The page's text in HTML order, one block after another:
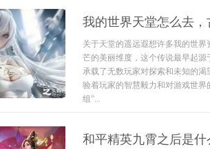
我的世界天堂怎么去
关于天堂的遥远遐想许多我的世
芒的美丽维度，这个传说最早起
承载了无数玩家对探索和未知的
验着玩家的智慧毅力和对游戏世
组”...
和平精英九霄之后是